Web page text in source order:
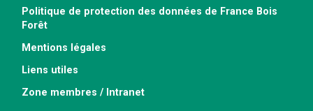
Politique de protection des données de France Bois
Forêt
Mentions légales
Liens utiles
Zone membres / Intranet